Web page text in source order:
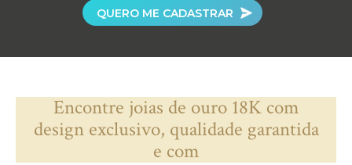
QUERO ME CADASTRAR
Encontre joias de ouro 18K com
design exclusivo, qualidade garantida
e com